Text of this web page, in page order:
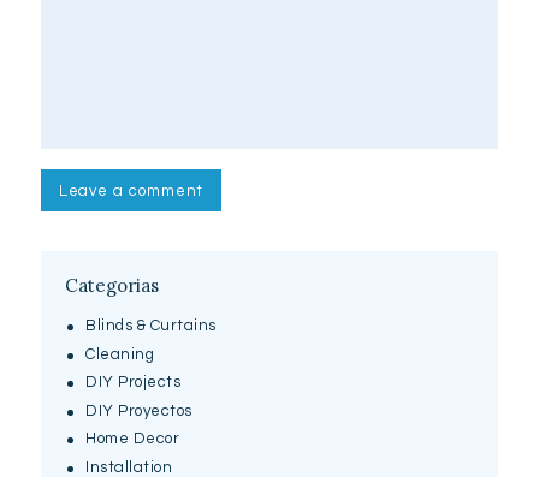
Categorias
Blinds & Curtains
Cleaning
DIY Projects
DIY Proyectos
Home Decor
Installation